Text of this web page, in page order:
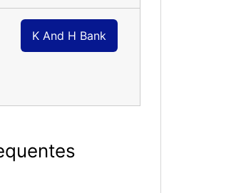
K And H Bank